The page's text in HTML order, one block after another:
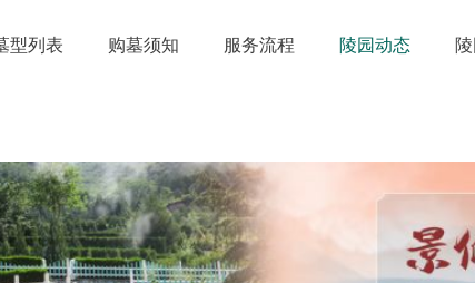
型列表 购墓须知 服务流程 陵园动态